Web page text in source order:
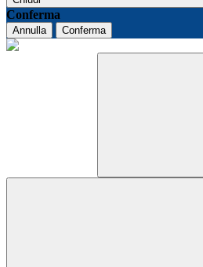
Conferma
Annulla Conferma